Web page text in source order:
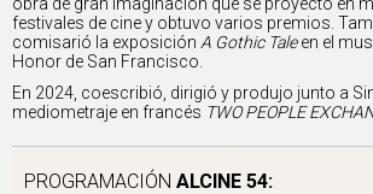
festivales de cine y obtuvo varios premios.
comisarió la exposición A Gothic Taleen el
Honor de San Francisco.
En 2024, coescribió, dirigió y produjo junto a
mediometraje en francés TWO PEOPLE
PROGRAMACIÓN ALCINE 54: